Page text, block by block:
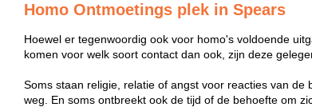
Homo Ontmoetings plek in Spears
Hoewel er tegenwoordig ook voor homo's voldoende
komen voor welk soort contact dan ook, zijn deze
Soms staan religie, relatie of angst voor reacties van
weg. En soms ontbreekt ook de tijd of de behoefte om